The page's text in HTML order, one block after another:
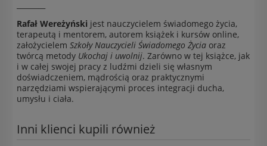
Rafał Wereżyński jest nauczycielem świadomego życia,
terapeutą i mentorem, autorem książek i kursów online,
założycielem Szkoły Nauczycieli Świadomego Życia oraz
twórcą metody Ukochaj i uwolnij. Zarówno w tej książce, jak
i w całej swojej pracy z ludźmi dzieli się własnym
doświadczeniem, mądrością oraz praktycznymi
narzędziami wspierającymi proces integracji ducha,
umysłu i ciała.
Inni klienci kupili również